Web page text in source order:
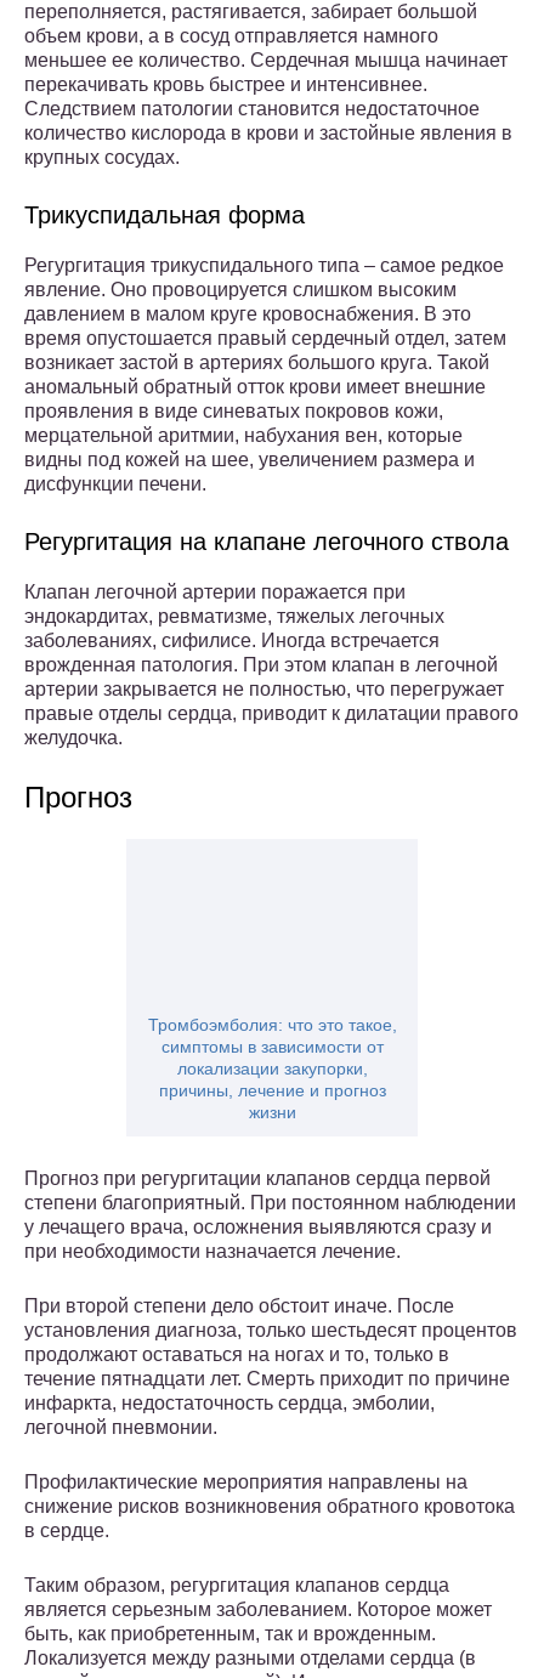
переполняется, растягивается, забирает большой
объем крови, а в сосуд отправляется намного
меньшее ее количество. Сердечная мышца начинает
перекачивать кровь быстрее и интенсивнее.
Следствием патологии становится недостаточное
количество кислорода в крови и застойные явления в
крупных сосудах.
Трикуспидальная форма
Регургитация трикуспидального типа – самое редкое
явление. Оно провоцируется слишком высоким
давлением в малом круге кровоснабжения. В это
время опустошается правый сердечный отдел, затем
возникает застой в артериях большого круга. Такой
аномальный обратный отток крови имеет внешние
проявления в виде синеватых покровов кожи,
мерцательной аритмии, набухания вен, которые
видны под кожей на шее, увеличением размера и
дисфункции печени.
Регургитация на клапане легочного ствола
Клапан легочной артерии поражается при
эндокардитах, ревматизме, тяжелых легочных
заболеваниях, сифилисе. Иногда встречается
врожденная патология. При этом клапан в легочной
артерии закрывается не полностью, что перегружает
правые отделы сердца, приводит к дилатации правого
желудочка.
Прогноз
Тромбоэмболия: что это такое,
симптомы в зависимости от
локализации закупорки,
причины, лечение и прогноз
жизни
Прогноз при регургитации клапанов сердца первой
степени благоприятный. При постоянном наблюдении
у лечащего врача, осложнения выявляются сразу и
при необходимости назначается лечение.
При второй степени дело обстоит иначе. После
установления диагноза, только шестьдесят процентов
продолжают оставаться на ногах и то, только в
течение пятнадцати лет. Смерть приходит по причине
инфаркта, недостаточность сердца, эмболии,
легочной пневмонии.
Профилактические мероприятия направлены на
снижение рисков возникновения обратного кровотока
в сердце.
Таким образом, регургитация клапанов сердца
является серьезным заболеванием. Которое может
быть, как приобретенным, так и врожденным.
Локализуется между разными отделами сердца (в